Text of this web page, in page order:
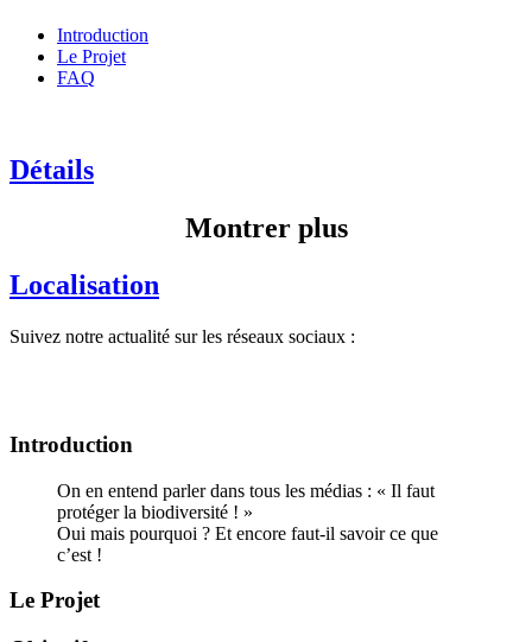
Introduction
Le Projet
FAQ
Détails
Montrer plus
Localisation
Suivez notre actualité sur les réseaux sociaux :
Introduction
On en entend parler dans tous les médias : « Il faut
protéger la biodiversité ! »
Oui mais pourquoi ? Et encore faut-il savoir ce que
c’est !
Le Projet